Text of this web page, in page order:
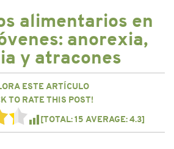
CONTACTO
alimentarios en
anorexia,
y atracones
ESTE ARTÍCULO
TO RATE THIS POST!
[TOTAL:15 AVERAGE:4.3]